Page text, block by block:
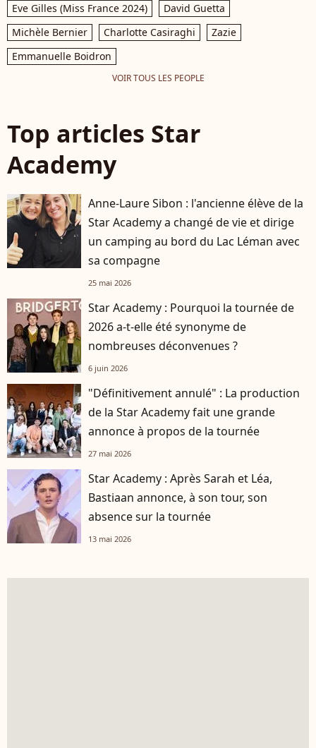
Eve Gilles (Miss France 2024)
David Guetta
Michèle Bernier
Charlotte Casiraghi
Zazie
Emmanuelle Boidron
VOIR TOUS LES PEOPLE
Top articles Star
Academy
Anne-Laure Sibon : l'ancienne élève de la
Star Academy a changé de vie et dirige
un camping au bord du Lac Léman avec
sa compagne
25 mai 2026
Star Academy : Pourquoi la tournée de
2026 a-t-elle été synonyme de
nombreuses déconvenues ?
6 juin 2026
"Définitivement annulé" : La production
de la Star Academy fait une grande
annonce à propos de la tournée
27 mai 2026
Star Academy : Après Sarah et Léa,
Bastiaan annonce, à son tour, son
absence sur la tournée
13 mai 2026